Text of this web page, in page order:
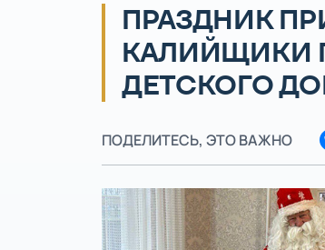
ПРАЗДНИК
КАЛИЙЩИКИ
ДЕТСКОГО
ПОДЕЛИТЕСЬ, ЭТО ВАЖНО